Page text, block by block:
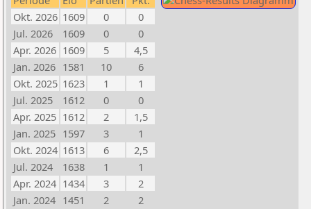
Okt. 2026 1609 0
0
Jul. 2026
1609 0
0
Apr. 2026 1609 5
4,5
Jan. 2026 1581 10
6
Okt. 2025 1623 1
1
Jul. 2025
1612 0
0
Apr. 2025 1612 2
1,5
Jan. 2025 1597 3
1
Okt. 2024 1613 6
2,5
Jul. 2024
1638 1
1
Apr. 2024 1434 3
2
Jan. 2024 1451 2
2